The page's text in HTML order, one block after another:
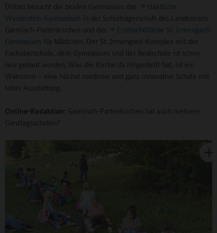
Drittel besucht die beiden Gymnasien: das
staatliche
Werdenfels-Gymnasium in der Schulträgerschaft des Landkreises
Garmisch-Partenkirchen und das
Erzbischöfliche St. Irmengard-
Gymnasium für Mädchen. Der St. Irmengard-Komplex mit der
Fachoberschule, dem Gymnasium und der Realschule ist schon
neu gebaut worden. Was die Kirche da hingestellt hat, ist ein
Wahnsinn – eine höchst moderne und ganz innovative Schule mit
toller Ausstattung.
Online-Redaktion: Garmisch-Partenkirchen hat auch mehrere
Ganztagsschulen?